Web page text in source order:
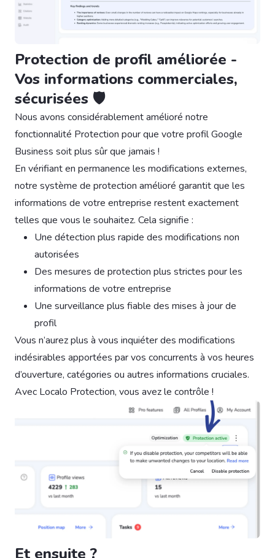
Protection de profil améliorée -
Vos informations commerciales,
sécurisées 🛡️
Nous avons considérablement amélioré notre
fonctionnalité Protection pour que votre profil Google
Business soit plus sûr que jamais !
En vérifiant en permanence les modifications externes,
notre système de protection amélioré garantit que les
informations de votre entreprise restent exactement
telles que vous le souhaitez. Cela signifie :
Une détection plus rapide des modifications non
autorisées
Des mesures de protection plus strictes pour les
informations de votre entreprise
Une surveillance plus fiable des mises à jour de
profil
Vous n’aurez plus à vous inquiéter des modifications
indésirables apportées par vos concurrents à vos heures
d’ouverture, catégories ou autres informations cruciales.
Avec Localo Protection, vous avez le contrôle !
Et ensuite ?